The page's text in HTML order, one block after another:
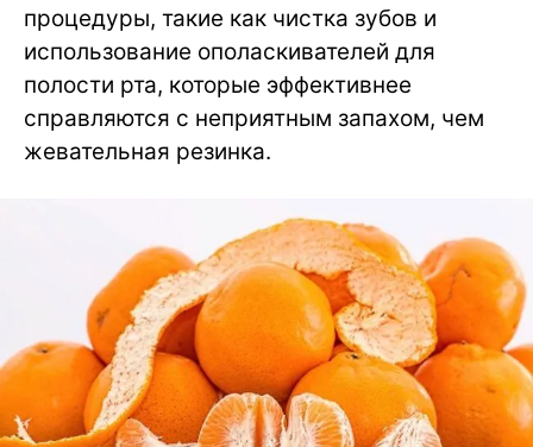
процедуры, такие как чистка зубов и
использование ополаскивателей для
полости рта, которые эффективнее
справляются с неприятным запахом, чем
жевательная резинка.